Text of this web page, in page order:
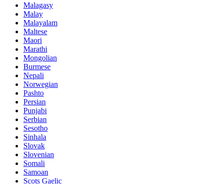
Malagasy
Malay
Malayalam
Maltese
Maori
Marathi
Mongolian
Burmese
Nepali
Norwegian
Pashto
Persian
Punjabi
Serbian
Sesotho
Sinhala
Slovak
Slovenian
Somali
Samoan
Scots Gaelic